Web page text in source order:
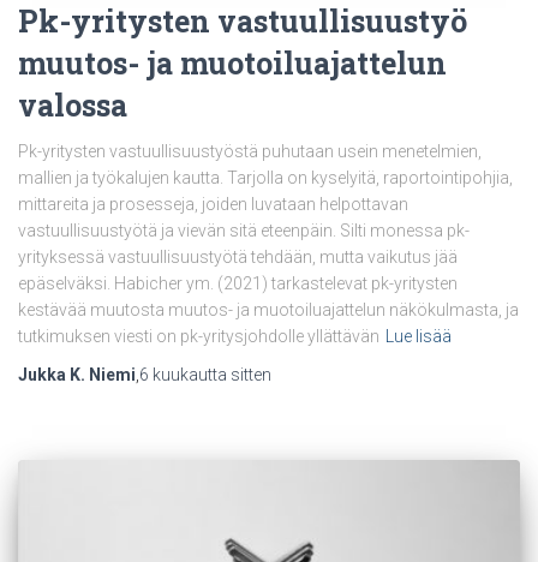
Pk-yritysten vastuullisuustyö
muutos- ja muotoiluajattelun
valossa
Pk-yritysten vastuullisuustyöstä puhutaan usein menetelmien,
mallien ja työkalujen kautta. Tarjolla on kyselyitä, raportointipohjia,
mittareita ja prosesseja, joiden luvataan helpottavan
vastuullisuustyötä ja vievän sitä eteenpäin. Silti monessa pk-
yrityksessä vastuullisuustyötä tehdään, mutta vaikutus jää
epäselväksi. Habicher ym. (2021) tarkastelevat pk-yritysten
kestävää muutosta muutos- ja muotoiluajattelun näkökulmasta, ja
tutkimuksen viesti on pk-yritysjohdolle yllättävän Lue lisää
Jukka K. Niemi,6 kuukautta sitten